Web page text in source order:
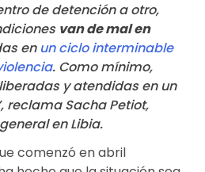
de detención a otro,
van de mal en
en un ciclo interminable
. Como mínimo,
y atendidas en un
reclama Sacha Petiot,
en Libia.
comenzó en abril